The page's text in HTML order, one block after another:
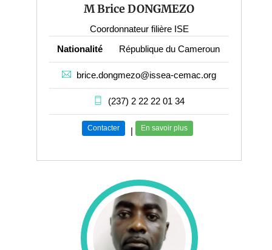
M Brice DONGMEZO
Coordonnateur filière ISE
Nationalité
République du Cameroun
brice.dongmezo@issea-cemac.org
(237) 2 22 22 01 34
Contacter | En savoir plus